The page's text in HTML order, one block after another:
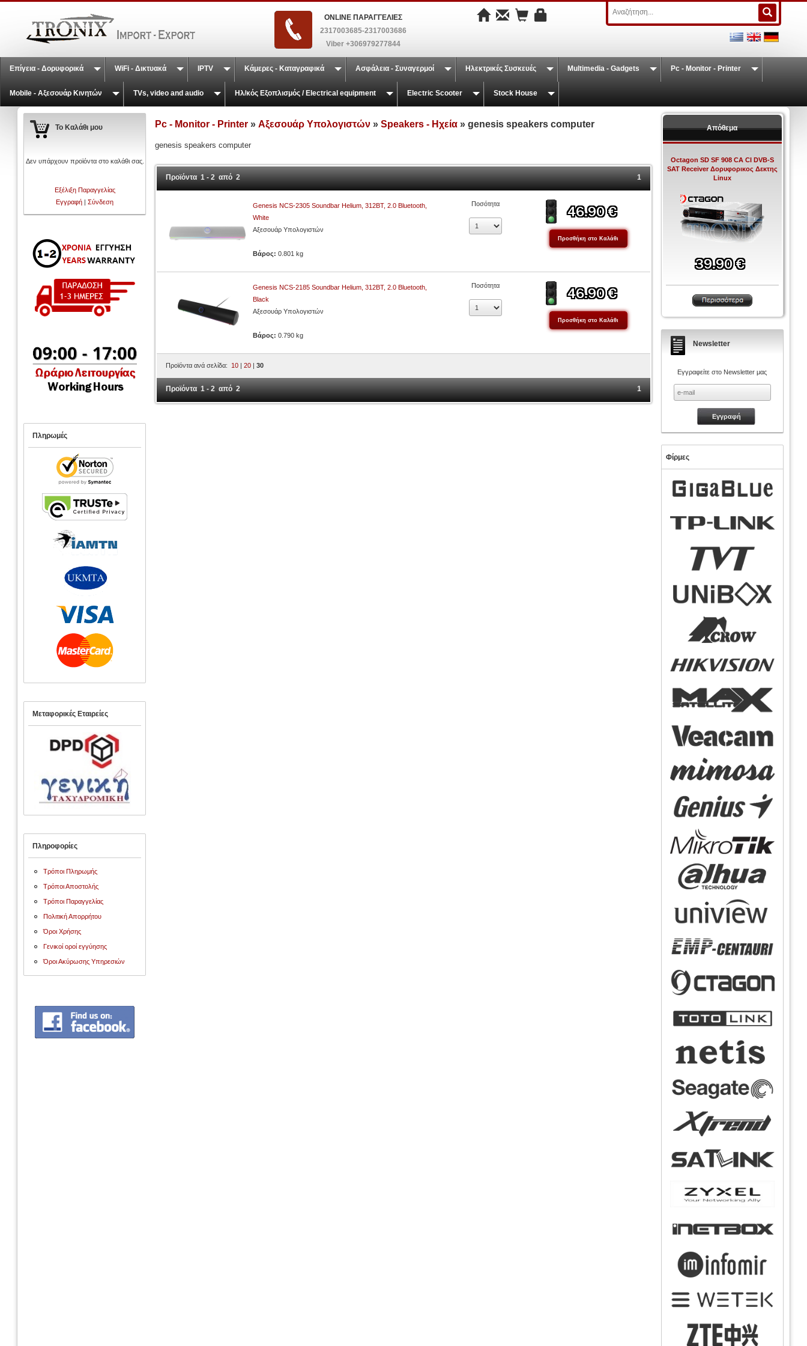
ONLINE ΠΑΡΑΓΓΕΛΙΕΣ
2317003685-2317003686
Viber +306979277844
Επίγεια - Δορυφορικά WiFi - Δικτυακά IPTV Κάμερες - Καταγραφικά Ασφάλεια - Συναγερμοί Ηλεκτρικές Συσκευές Multimedia - Gadgets Pc - Monitor - Printer
Mobile - Αξεσουάρ Κινητών TVs, video and audio Ηλ/κός Εξοπλισμός / Electrical equipment Electric Scooter Stock House
Το Καλάθι μου
Δεν υπάρχουν προϊόντα στο καλάθι σας.
Εξέλιξη Παραγγελίας
Εγγραφή |Σύνδεση
Πληρωμές
Μεταφορικές Εταιρείες
Πληροφορίες
Τρόποι Πληρωμής
Τρόποι Αποστολής
Τρόποι Παραγγελίας
Πολιτική Απορρήτου
Όροι Χρήσης
Γενικοί οροί εγγύησης
Όροι Ακύρωσης Υπηρεσιών
Pc - Monitor - Printer »Αξεσουάρ Υπολογιστών »Speakers - Ηχεία » genesis speakers computer
genesis speakers computer
Προϊόντα 1 - 2 από 2 1
Genesis NCS-2305 Soundbar Helium, 312BT, 2.0 Bluetooth,
White
Αξεσουάρ Υπολογιστών
Βάρος:0.801 kg
Ποσότητα
Genesis NCS-2185 Soundbar Helium, 312BT, 2.0 Bluetooth,
Black
Αξεσουάρ Υπολογιστών
Βάρος:0.790 kg
Ποσότητα
Προϊόντα ανά σελίδα: 10 |20 |30
Προϊόντα 1 - 2 από 2 1
Απόθεμα
Octagon SD SF 908 CA CI DVB-S
SAT Receiver Δορυφορικος Δεκτης
Linux
Newsletter
Εγγραφείτε στο Newsletter μας
Φίρμες